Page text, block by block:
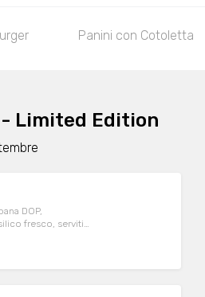
Panini con Cotoletta
Limited Edition
DOP,
fresco, serviti